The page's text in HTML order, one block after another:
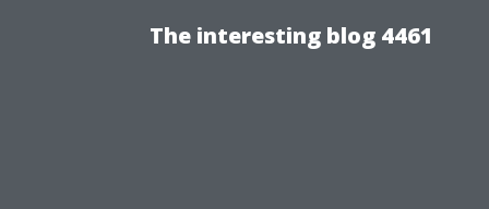
The interesting blog 4461